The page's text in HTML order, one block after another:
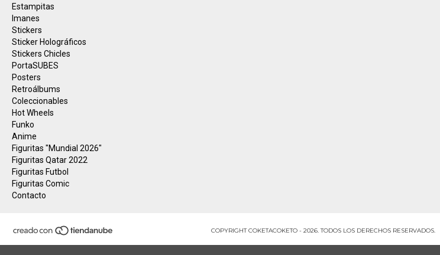
Estampitas
Imanes
Stickers
Sticker Holográficos
Stickers Chicles
PortaSUBES
Posters
Retroálbums
Coleccionables
Hot Wheels
Funko
Anime
Figuritas "Mundial 2026"
Figuritas Qatar 2022
Figuritas Futbol
Figuritas Comic
Contacto
COPYRIGHT COKETACOKETO - 2026. TODOS LOS DERECHOS RESERVADOS.